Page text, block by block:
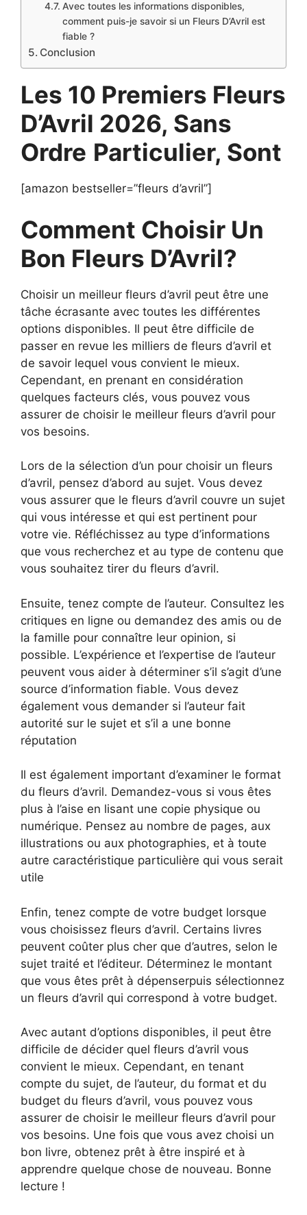
Avec toutes les informations disponibles,
comment puis-je savoir si un Fleurs D’Avril est
fiable ?
Conclusion
Les 10 Premiers Fleurs
D’Avril 2026, Sans
Ordre Particulier, Sont
[amazon bestseller=”fleurs d’avril”]
Comment Choisir Un
Bon Fleurs D’Avril?
Choisir un meilleur fleurs d’avril peut être une
tâche écrasante avec toutes les différentes
options disponibles. Il peut être difficile de
passer en revue les milliers de fleurs d’avril et
de savoir lequel vous convient le mieux.
Cependant, en prenant en considération
quelques facteurs clés, vous pouvez vous
assurer de choisir le meilleur fleurs d’avril pour
vos besoins.
Lors de la sélection d’un pour choisir un fleurs
d’avril, pensez d’abord au sujet. Vous devez
vous assurer que le fleurs d’avril couvre un sujet
qui vous intéresse et qui est pertinent pour
votre vie. Réfléchissez au type d’informations
que vous recherchez et au type de contenu que
vous souhaitez tirer du fleurs d’avril.
Ensuite, tenez compte de l’auteur. Consultez les
critiques en ligne ou demandez des amis ou de
la famille pour connaître leur opinion, si
possible. L’expérience et l’expertise de l’auteur
peuvent vous aider à déterminer s’il s’agit d’une
source d’information fiable. Vous devez
également vous demander si l’auteur fait
autorité sur le sujet et s’il a une bonne
réputation
Il est également important d’examiner le format
du fleurs d’avril. Demandez-vous si vous êtes
plus à l’aise en lisant une copie physique ou
numérique. Pensez au nombre de pages, aux
illustrations ou aux photographies, et à toute
autre caractéristique particulière qui vous serait
utile
Enfin, tenez compte de votre budget lorsque
vous choisissez fleurs d’avril. Certains livres
peuvent coûter plus cher que d’autres, selon le
sujet traité et l’éditeur. Déterminez le montant
que vous êtes prêt à dépenserpuis sélectionnez
un fleurs d’avril qui correspond à votre budget.
Avec autant d’options disponibles, il peut être
difficile de décider quel fleurs d’avril vous
convient le mieux. Cependant, en tenant
compte du sujet, de l’auteur, du format et du
budget du fleurs d’avril, vous pouvez vous
assurer de choisir le meilleur fleurs d’avril pour
vos besoins. Une fois que vous avez choisi un
bon livre, obtenez prêt à être inspiré et à
apprendre quelque chose de nouveau. Bonne
lecture !